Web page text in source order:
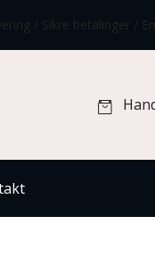
/ Sikre betalinger /